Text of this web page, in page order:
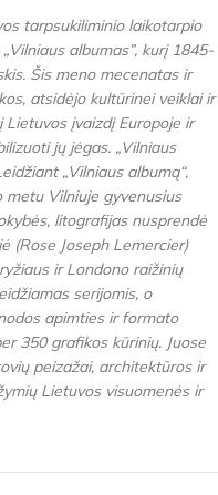
tarpsukiliminio laikotarpio
albumas”, kurį 1845-
Šis meno mecenatas ir
atsidėjo kultūrinei veiklai ir
įvaizdį Europoje ir
jų jėgas. „Vilniaus
„Vilniaus albumą“,
metu Vilniuje gyvenusius
litografijas nusprendė
(Rose Joseph Lemercier)
ir Londono raižinių
serijomis, o
apimties ir formato
350 grafikos kūrinių. Juose
peizažai, architektūros ir
Lietuvos visuomenės ir